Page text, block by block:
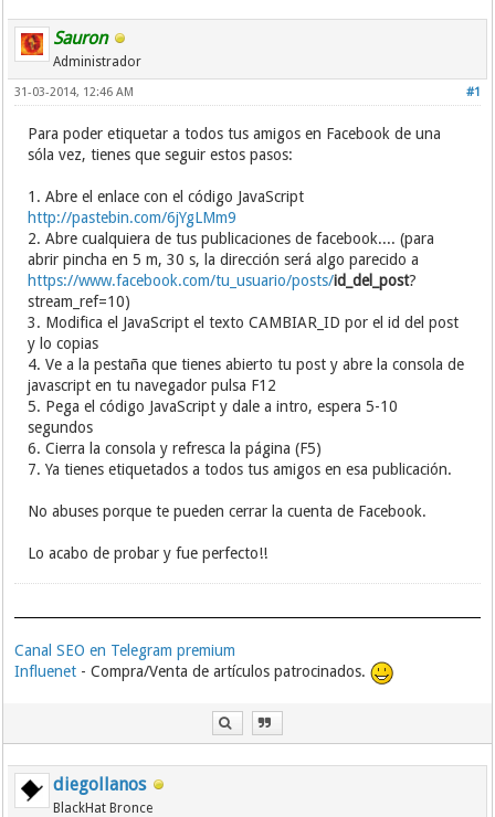
Sauron
Administrador
#1
31-03-2014, 12:46 AM
Para poder etiquetar a todos tus amigos en Facebook de una
sóla vez, tienes que seguir estos pasos:
1. Abre el enlace con el código JavaScript
http://pastebin.com/6jYgLMm9
2. Abre cualquiera de tus publicaciones de facebook.... (para
abrir pincha en 5 m, 30 s, la dirección será algo parecido a
https://www.facebook.com/tu_usuario/posts/id_del_post?
stream_ref=10)
3. Modifica el JavaScript el texto CAMBIAR_ID por el id del post
y lo copias
4. Ve a la pestaña que tienes abierto tu post y abre la consola de
javascript en tu navegador pulsa F12
5. Pega el código JavaScript y dale a intro, espera 5-10
segundos
6. Cierra la consola y refresca la página (F5)
7. Ya tienes etiquetados a todos tus amigos en esa publicación.
No abuses porque te pueden cerrar la cuenta de Facebook.
Lo acabo de probar y fue perfecto!!
Canal SEO en Telegram premium
Influenet - Compra/Venta de artículos patrocinados.
diegollanos
BlackHat Bronce